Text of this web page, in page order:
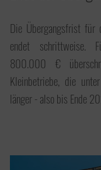
Die Übergangsfrist für
endet schrittweise.
800.000 €
Kleinbetriebe, die
länger - also bis Ende